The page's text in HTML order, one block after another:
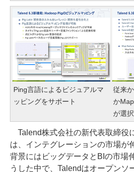
Ping言語によるビジュアルマ
ッピングをサポート
従来
か
が選
Talend株式会社の新代表取締役
は、インテグレーションの市場が
背景にはビッグデータとBIの市場
うした中で、Talendはオープンソ